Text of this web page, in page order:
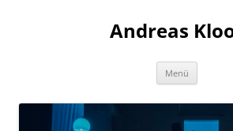
Andreas
Menü